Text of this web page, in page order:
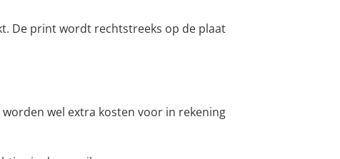
De print wordt rechtstreeks op de plaat
wel extra kosten voor in rekening